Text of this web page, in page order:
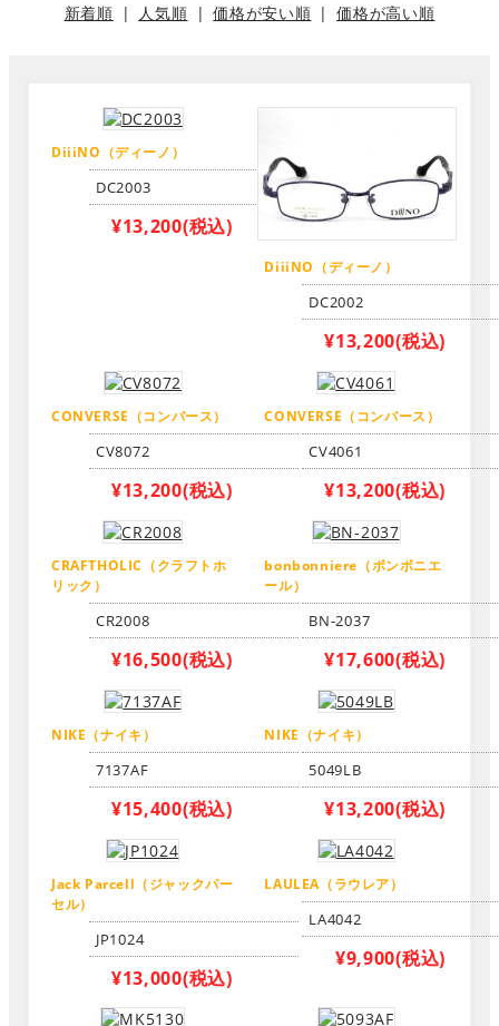
新着順 人気順 価格が安い順 価格が高い順
DiiiNO（ディーノ）
DC2003
¥13,200(税込)
DiiiNO（ディーノ）
DC2002
¥13,200(税込)
CONVERSE（コンバース）
CV8072
¥13,200(税込)
CONVERSE（コンバース）
CV4061
¥13,200(税込)
CRAFTHOLIC（クラフトホ
リック）
CR2008
¥16,500(税込)
bonbonniere（ボンボニエ
ール）
BN-2037
¥17,600(税込)
NIKE（ナイキ）
7137AF
¥15,400(税込)
NIKE（ナイキ）
5049LB
¥13,200(税込)
Jack Parcell（ジャックパー
セル）
JP1024
¥13,000(税込)
LAULEA（ラウレア）
LA4042
¥9,900(税込)